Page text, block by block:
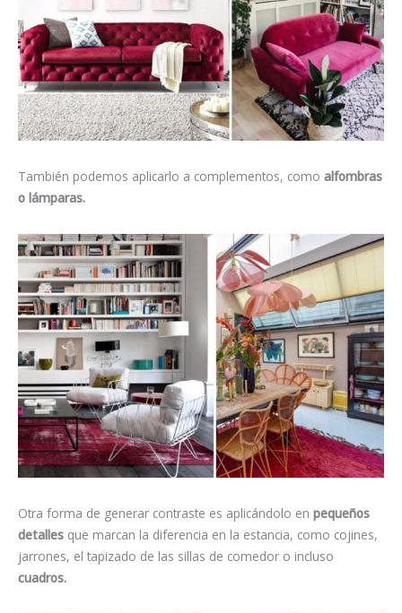
También podemos aplicarlo a complementos, como alfombras
o lámparas.
Otra forma de generar contraste es aplicándolo en pequeños
detalles que marcan la diferencia en la estancia, como cojines,
jarrones, el tapizado de las sillas de comedor o incluso
cuadros.